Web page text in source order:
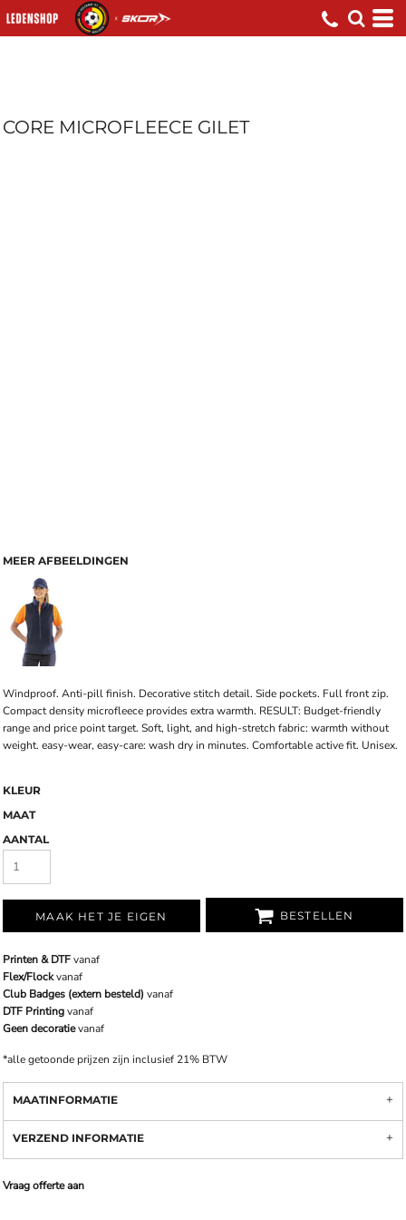
CORE MICROFLEECE GILET
MEER AFBEELDINGEN
Windproof. Anti-pill finish. Decorative stitch detail. Side pockets. Full front zip.
Compact density microfleece provides extra warmth. RESULT: Budget-friendly
range and price point target. Soft, light, and high-stretch fabric: warmth without
weight. easy-wear, easy-care: wash dry in minutes. Comfortable active fit. Unisex.
KLEUR
MAAT
AANTAL
MAAK HET JE EIGEN BESTELLEN
Printen & DTFvanaf
Flex/Flockvanaf
Club Badges (extern besteld) vanaf
DTF Printingvanaf
Geen decoratievanaf
*alle getoonde prijzen zijn inclusief 21% BTW
MAATINFORMATIE
VERZEND INFORMATIE
Vraag offerte aan